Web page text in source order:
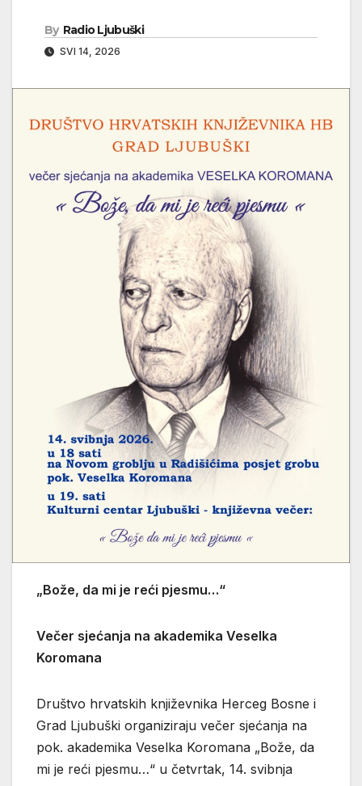
By Radio Ljubuški
SVI 14, 2026
„Bože, da mi je reći pjesmu…“
Večer sjećanja na akademika Veselka
Koromana
Društvo hrvatskih književnika Herceg Bosne i
Grad Ljubuški organiziraju večer sjećanja na
pok. akademika Veselka Koromana „Bože, da
mi je reći pjesmu…“ u četvrtak, 14. svibnja